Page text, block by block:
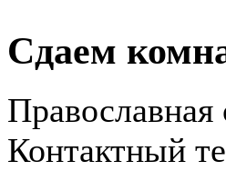
Сдаем
Православная
Контактный